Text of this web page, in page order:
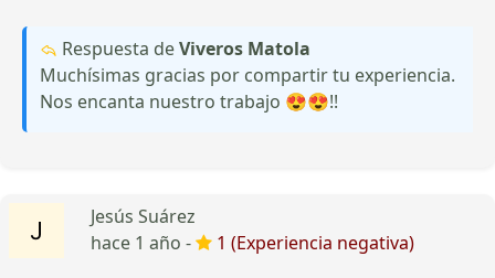
Respuesta deViveros Matola
Muchísimas gracias por compartir tu experiencia.
Nos encanta nuestro trabajo 😍😍!!
Jesús Suárez
hace 1 año -
1 (Experiencia negativa)